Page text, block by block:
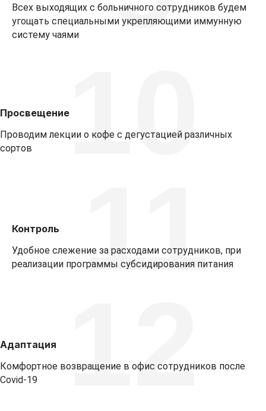
Всех выходящих с больничного сотрудников будем
угощать специальными укрепляющими иммунную
систему чаями
Просвещение
Проводим лекции о кофе с дегустацией различных
сортов
10
Контроль
Удобное слежение за расходами сотрудников, при
реализации программы субсидирования питания
11
Адаптация
Комфортное возвращение в офис сотрудников после
Covid-19
12